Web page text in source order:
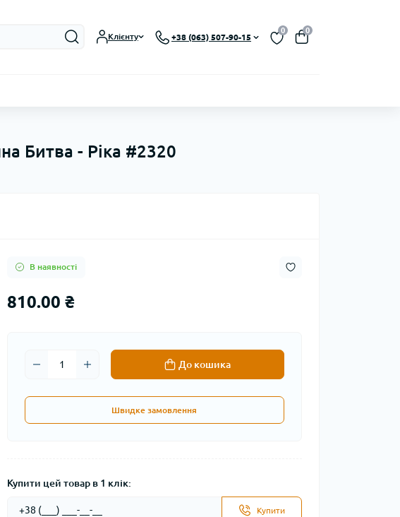
Клієнту +38 (063) 507-90-15
0 0
Битва - Ріка #2320
В наявності
810.00 ₴
До кошика
Швидке замовлення
Купити цей товар в 1 клік:
Купити